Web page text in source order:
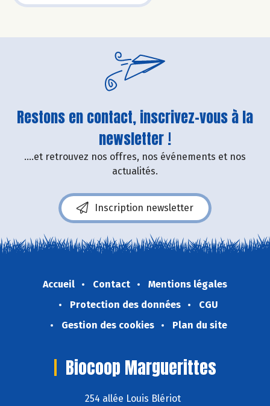
Restons en contact, inscrivez-vous à la
newsletter !
....et retrouvez nos offres, nos événements et nos
actualités.
Inscription newsletter
Accueil Contact
Mentions légales
Protection des données
CGU
Gestion des cookies
Plan du site
Biocoop Marguerittes
254 allée Louis Blériot